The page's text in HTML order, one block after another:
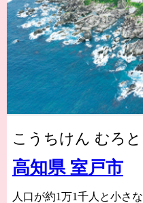
こうちけん むろと
高知県 室戸市
人口が約1万1千人と小さ